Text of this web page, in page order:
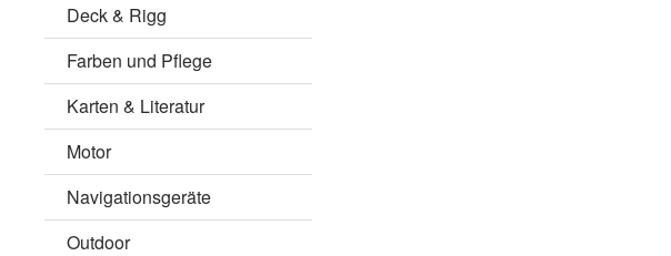
Deck & Rigg
Farben und Pflege
Karten & Literatur
Motor
Navigationsgeräte
Outdoor